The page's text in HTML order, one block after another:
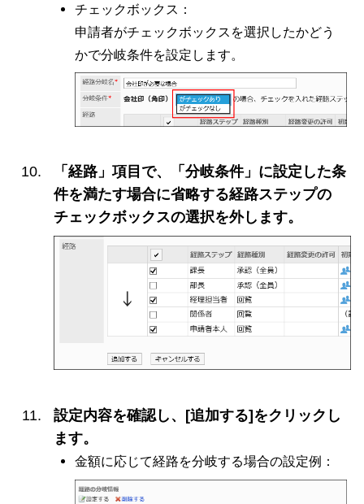
チェックボックス：
申請者がチェックボックスを選択したかどう
かで分岐条件を設定します。
「経路」項目で、「分岐条件」に設定した条
件を満たす場合に省略する経路ステップの
チェックボックスの選択を外します。
設定内容を確認し、[追加する]をクリックし
ます。
金額に応じて経路を分岐する場合の設定例：